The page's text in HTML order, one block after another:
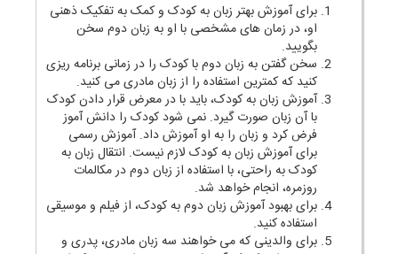
برای آموزش بهتر زبان به کودک و کمک به تفکیک ذهنی
او، در زمان های مشخصی با او به زبان دوم سخن
بگویید.
سخن گفتن به زبان دوم با کودک را در زمانی برنامه ریزی
کنید که کمترین استفاده را از زبان مادری می کنید.
آموزش زبان به کودک، باید با در معرض قرار دادن کودک
با آن زبان صورت گیرد. نمی شود کودک را دانش آموز
فرض کرد و زبان را به او آموزش داد. آموزش رسمی
برای آموزش زبان به کودک لازم نیست. انتقال زبان به
کودک به راحتی، با استفاده از زبان دوم در مکالمات
روزمره، انجام خواهد شد.
برای بهبود آموزش زبان دوم به کودک، از فیلم و موسیقی
استفاده کنید.
برای والدینی که می خواهند سه زبان مادری، پدری و